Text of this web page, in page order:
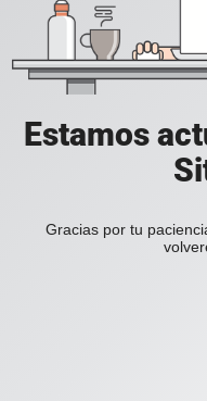
Estamos
Gracias por tu